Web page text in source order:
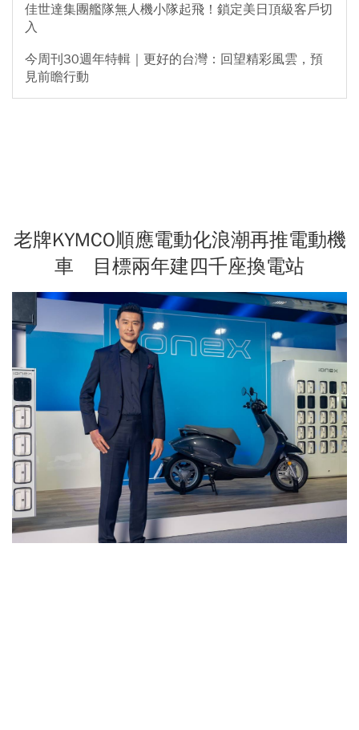
佳世達集團艦隊無人機小隊起飛！鎖定美日頂級客戶切
入
今周刊30週年特輯｜更好的台灣：回望精彩風雲，預
見前瞻行動
老牌KYMCO順應電動化浪潮再推電動機
車 目標兩年建四千座換電站